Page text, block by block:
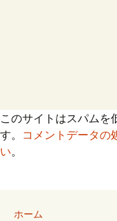
このサイトはスパムを
す。 コメントデータの
い。
ホーム